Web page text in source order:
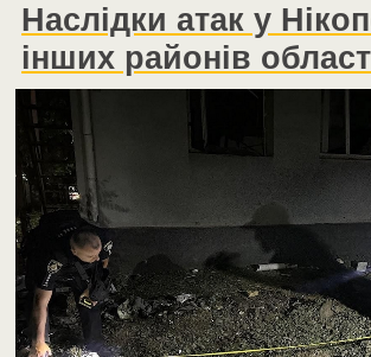
Наслідки атак у
інших районів